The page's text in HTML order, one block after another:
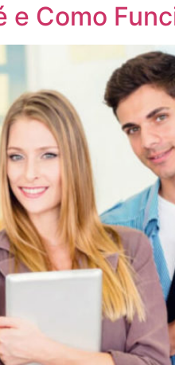
e Como